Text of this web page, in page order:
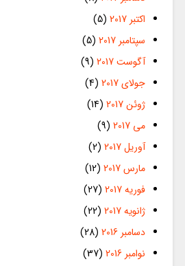
اکتبر 2017
(5)
سپتامبر 2017
(5)
آگوست 2017
(9)
جولای 2017
(4)
ژوئن 2017
(14)
می 2017
(9)
آوریل 2017
(2)
مارس 2017
(12)
فوریه 2017
(27)
ژانویه 2017
(22)
دسامبر 2016
(28)
نوامبر 2016
(37)